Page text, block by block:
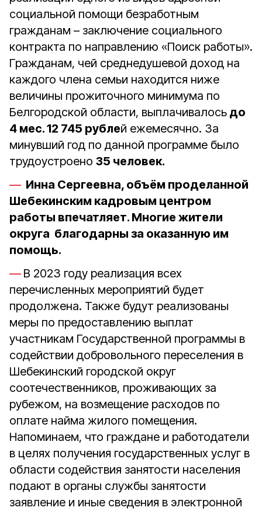
социальной помощи безработным
гражданам – заключение социального
контракта по направлению «Поиск работы».
Гражданам, чей среднедушевой доход на
каждого члена семьи находится ниже
величины прожиточного минимума по
Белгородской области, выплачивалось до
4 мес. 12 745 рублей ежемесячно. За
минувший год по данной программе было
трудоустроено 35 человек.
Инна Сергеевна, объём проделанной
Шебекинским кадровым центром
работы впечатляет. Многие жители
округа благодарны за оказанную им
помощь.
В 2023 году реализация всех
перечисленных мероприятий будет
продолжена. Также будут реализованы
меры по предоставлению выплат
участникам Государственной программы в
содействии добровольного переселения в
Шебекинский городской округ
соотечественников, проживающих за
рубежом, на возмещение расходов по
оплате найма жилого помещения.
Напоминаем, что граждане и работодатели
в целях получения государственных услуг в
области содействия занятости населения
подают в органы службы занятости
заявление и иные сведения в электронной